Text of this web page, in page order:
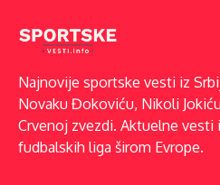
Najnovije sportske vesti iz
Novaku Đokoviću, Nikoli
Crvenoj zvezdi. Aktuelne vesti
fudbalskih liga širom Evrope.